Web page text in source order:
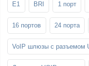
E1 BRI 1 порт
16 портов 24 порта
VoIP шлюзы с разъемом